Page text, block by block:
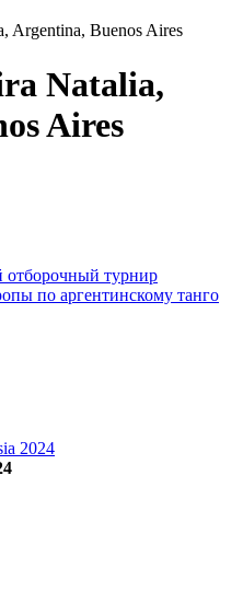
Argentina, Buenos Aires
Natalia,
Aires
турнир
по аргентинскому танго
2024